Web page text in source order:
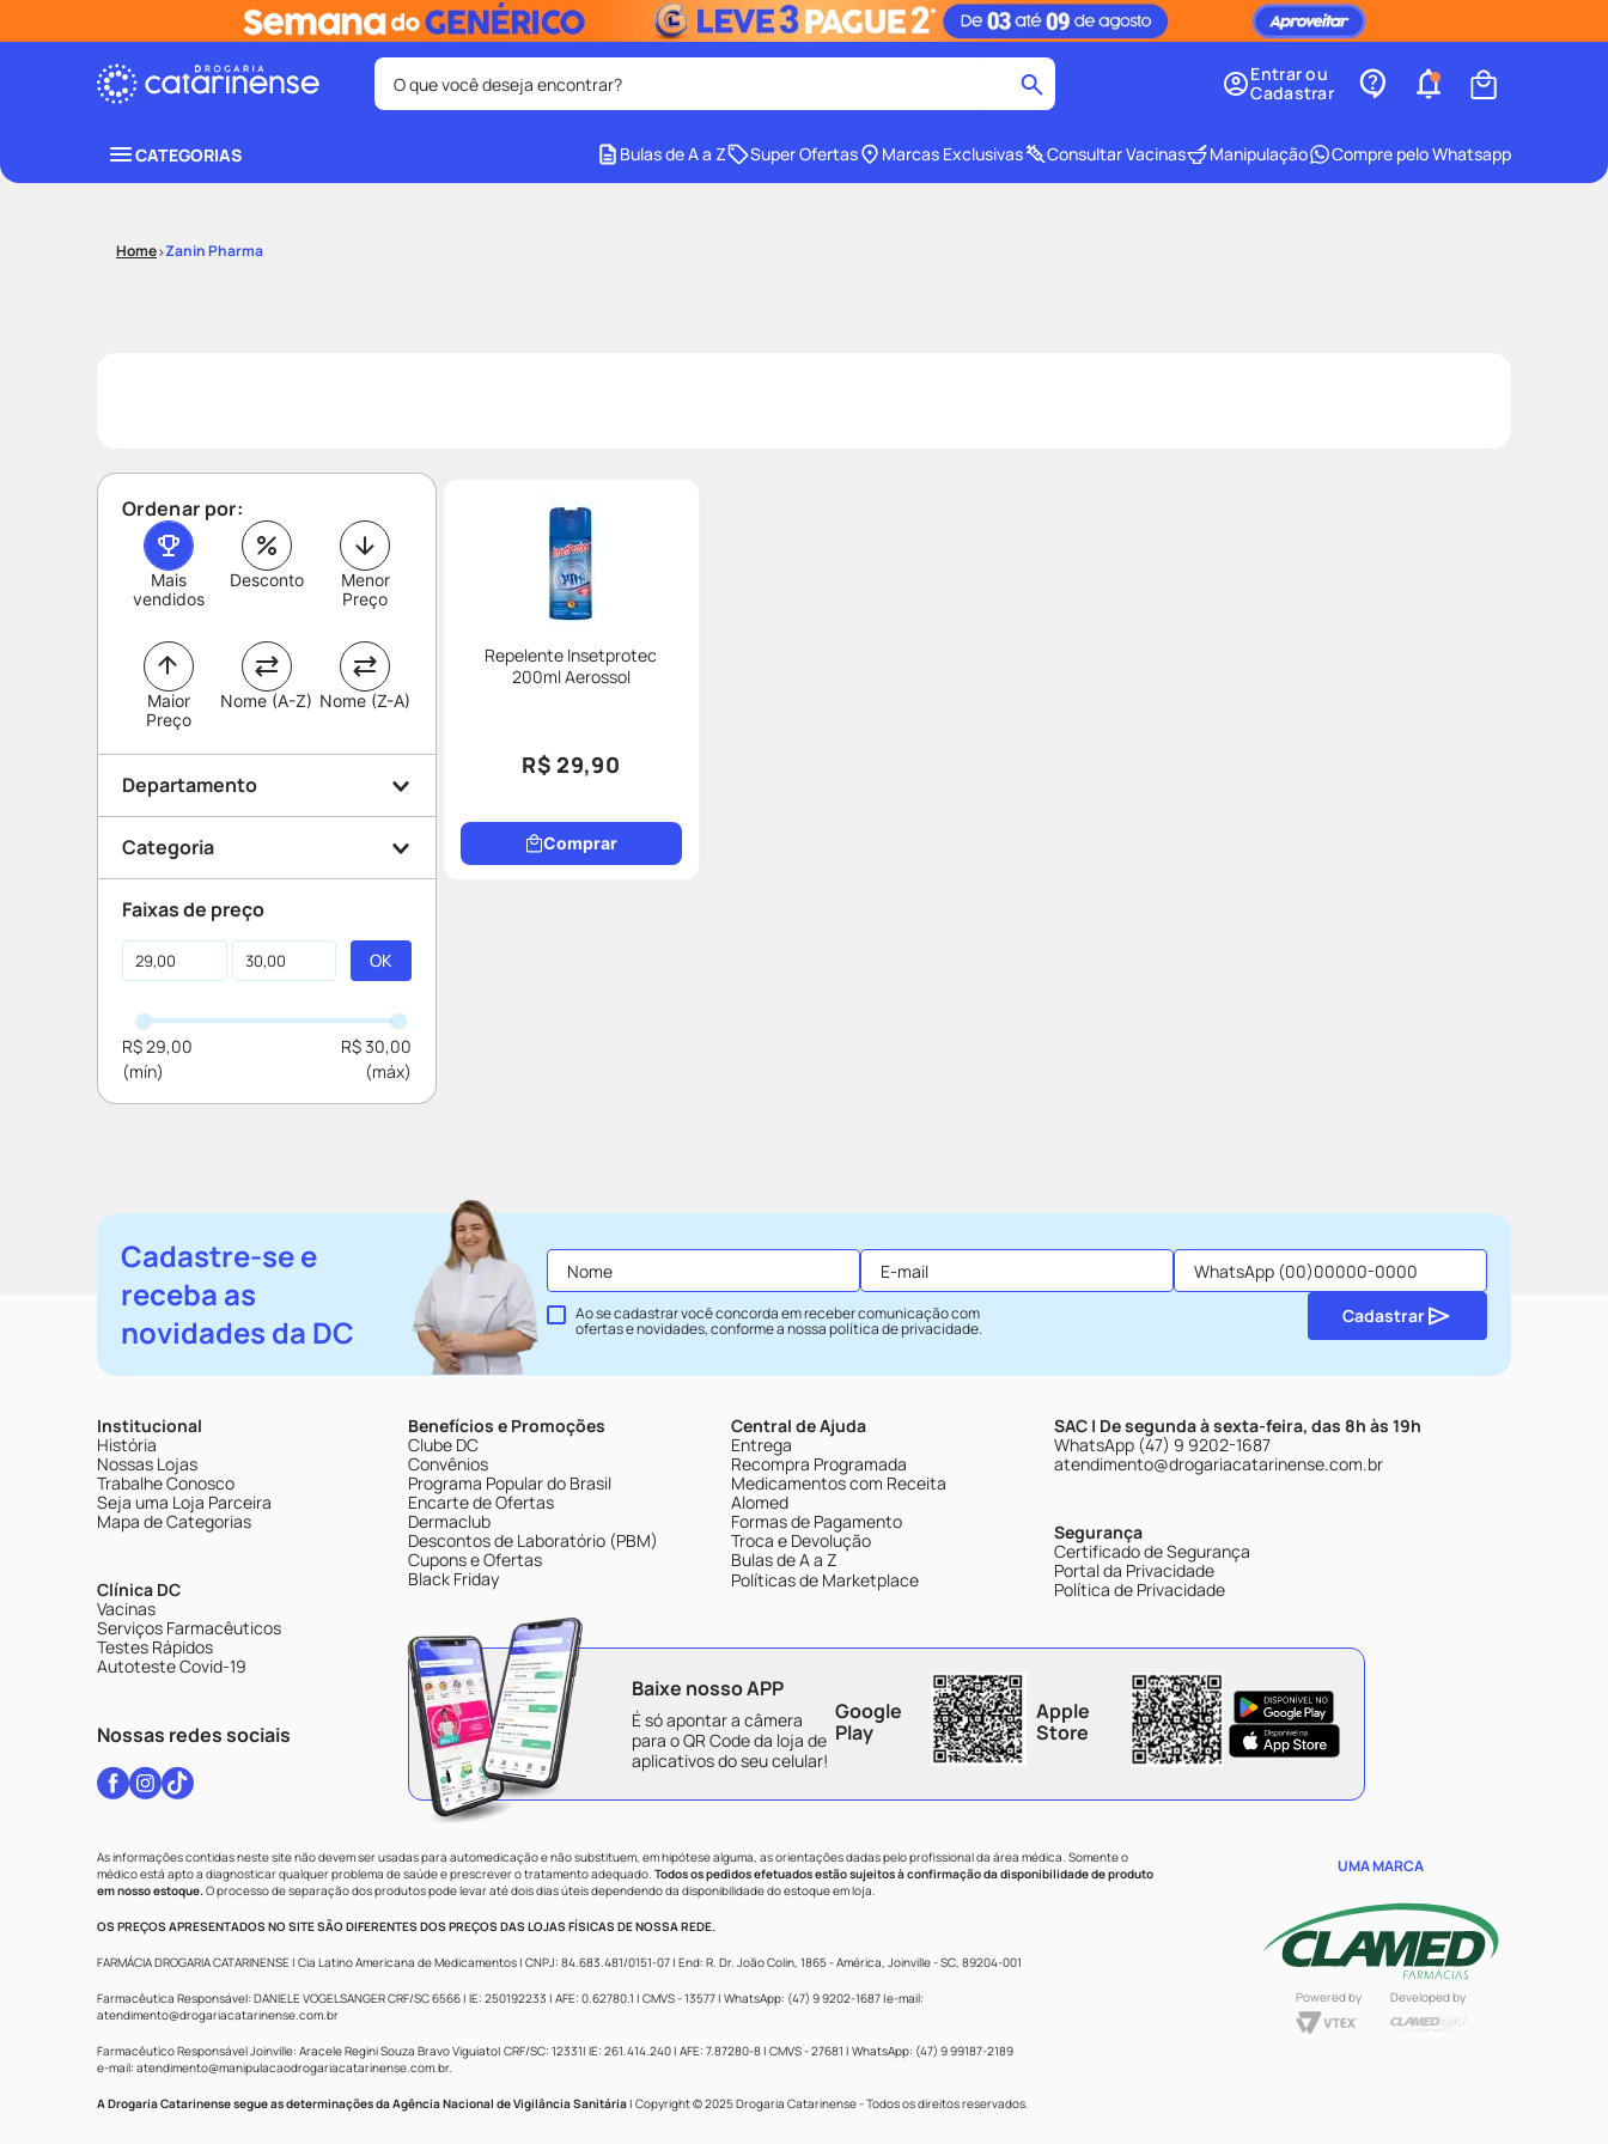
O que você deseja encontrar?
Entrar ou
Cadastrar
CATEGORIAS Bulas de A a Z Super Ofertas Marcas Exclusivas Consultar Vacinas Manipulação Compre pelo Whatsapp
Zanin Pharma
Ordenar por:
Mais
vendidos
Desconto
Maior
Preço
Menor
Preço
Nome (A-Z) Nome (Z-A)
Departamento
Beleza e Proteção
Categoria
Repelente
Faixas de preço
R$ 29,00 R$ 30,00
Repelente Insetprotec
200ml Aerossol
R$ 29,90
Comprar
Cadastre-se e
receba as
novidades da DC
Ao se cadastrar você concorda em receber comunicação com
ofertas e novidades, conforme a nossapolítica de privacidade.
Cadastrar
Institucional
História
Nossas Lojas
Trabalhe Conosco
Seja uma Loja Parceira
Mapa de Categorias
Clínica DC
Vacinas
Serviços Farmacêuticos
Testes Rápidos
Autoteste Covid-19
Nossas redes sociais
Benefícios e Promoções
Clube DC
Convênios
Programa Popular do Brasil
Encarte de Ofertas
Dermaclub
Descontos de Laboratório (PBM)
Cupons e Ofertas
Black Friday
Central de Ajuda
Entrega
Recompra Programada
Medicamentos com Receita
Alomed
Formas de Pagamento
Troca e Devolução
Bulas de A a Z
Políticas de Marketplace
SAC | De segunda à sexta-feira, das 8h às 19h
WhatsApp (47) 9 9202-1687
atendimento@drogariacatarinense.com.br
Segurança
Certificado de Segurança
Portal da Privacidade
Política de Privacidade
Baixe nosso APP
É só apontar a câmera
para o QR Code da loja de
aplicativos do seu celular!
Google
Play
Apple
Store
As informações contidas neste site não devem ser usadas para automedicação e não substituem, em hipótese alguma, as orientações dadas pelo profissional da área médica. Somente o
médico está apto a diagnosticar qualquer problema de saúde e prescrever o tratamento adequado. Todos os pedidos efetuados estão sujeitos à confirmação da disponibilidade de produto
em nosso estoque.O processo de separação dos produtos pode levar até dois dias úteis dependendo da disponibilidade do estoque em loja.
OS PREÇOS APRESENTADOS NO SITE SÃO DIFERENTES DOS PREÇOS DAS LOJAS FÍSICAS DE NOSSA REDE.
FARMÁCIA DROGARIA CATARINENSE | Cia Latino Americana de Medicamentos | CNPJ: 84.683.481/0151-07 | End: R. Dr. João Colin, 1865 - América, Joinville - SC, 89204-001
Farmacêutica Responsável: DANIELE VOGELSANGER CRF/SC 6566 | IE: 250192233 | AFE: 0.62780.1 | CMVS - 13577 | WhatsApp: (47) 9 9202-1687 |e-mail:
atendimento@drogariacatarinense.com.br
Farmacêutico Responsável Joinville: Aracele Regini Souza Bravo Viguiato| CRF/SC: 12331| IE: 261.414.240 | AFE: 7.87280-8 | CMVS - 27681 | WhatsApp: (47) 9 99187-2189
e-mail: atendimento@manipulacaodrogariacatarinense.com.br.
A Drogaria Catarinense segue as determinações da Agência Nacional de Vigilância Sanitária | Copyright © 2025 Drogaria Catarinense - Todos os direitos reservados.
UMA MARCA
Powered by Developed by